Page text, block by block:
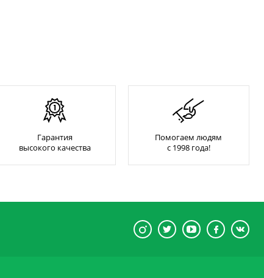
Гарантия
высокого качества
Помогаем людям
с 1998 года!